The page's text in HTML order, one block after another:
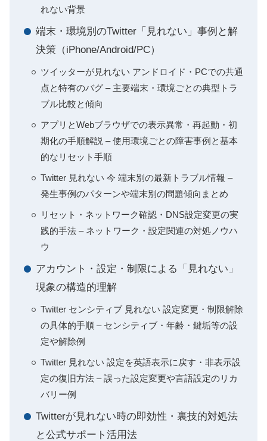
れない背景
端末・環境別のTwitter「見れない」事例と解
決策（iPhone/Android/PC）
ツイッターが見れない アンドロイド・PCでの共通
点と特有のバグ – 主要端末・環境ごとの典型トラ
ブル比較と傾向
アプリとWebブラウザでの表示異常・再起動・初
期化の手順解説 – 使用環境ごとの障害事例と基本
的なリセット手順
Twitter 見れない 今 端末別の最新トラブル情報 –
発生事例のパターンや端末別の問題傾向まとめ
リセット・ネットワーク確認・DNS設定変更の実
践的手法 – ネットワーク・設定関連の対処ノウハ
ウ
アカウント・設定・制限による「見れない」
現象の構造的理解
Twitter センシティブ 見れない 設定変更・制限解除
の具体的手順 – センシティブ・年齢・鍵垢等の設
定や解除例
Twitter 見れない 設定を英語表示に戻す・非表示設
定の復旧方法 – 誤った設定変更や言語設定のリカ
バリー例
Twitterが見れない時の即効性・裏技的対処法
と公式サポート活用法